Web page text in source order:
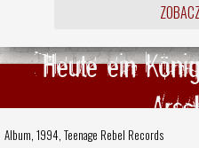
Heute ein
Album, 1994, Teenage Rebel Records